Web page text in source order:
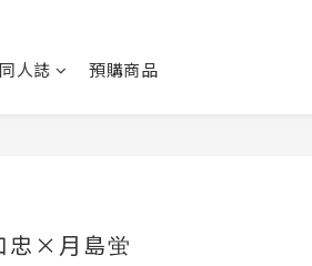
人誌 預購商品
忠×月島蛍